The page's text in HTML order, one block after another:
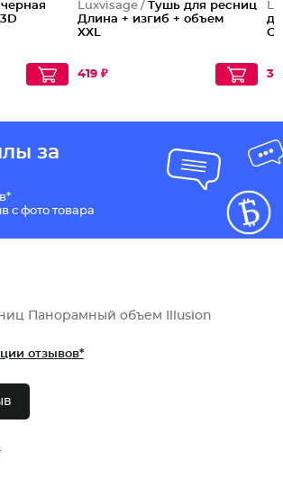
Luxvisage / Тушь для ресниц
Длина + изгиб + объем
XXL
419 ₽
за
с фото товара
Панорамный объем Illusion
отзывов*